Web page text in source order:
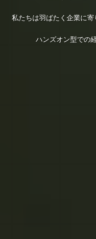
私たちは羽ばたく企業に
ハンズオン型での
私たちは羽ばたく企業に
ハンズオン型での
私たちは羽ばたく企業に
ハンズオン型での